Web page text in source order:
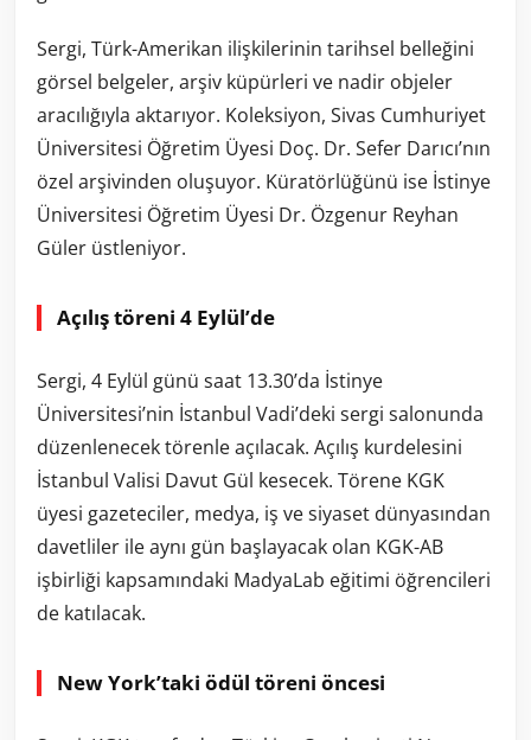
Sergi, Türk-Amerikan ilişkilerinin tarihsel belleğini
görsel belgeler, arşiv küpürleri ve nadir objeler
aracılığıyla aktarıyor. Koleksiyon, Sivas Cumhuriyet
Üniversitesi Öğretim Üyesi Doç. Dr. Sefer Darıcı’nın
özel arşivinden oluşuyor. Küratörlüğünü ise İstinye
Üniversitesi Öğretim Üyesi Dr. Özgenur Reyhan
Güler üstleniyor.
Açılış töreni 4 Eylül’de
Sergi, 4 Eylül günü saat 13.30’da İstinye
Üniversitesi’nin İstanbul Vadi’deki sergi salonunda
düzenlenecek törenle açılacak. Açılış kurdelesini
İstanbul Valisi Davut Gül kesecek. Törene KGK
üyesi gazeteciler, medya, iş ve siyaset dünyasından
davetliler ile aynı gün başlayacak olan KGK-AB
işbirliği kapsamındaki MadyaLab eğitimi öğrencileri
de katılacak.
New York’taki ödül töreni öncesi